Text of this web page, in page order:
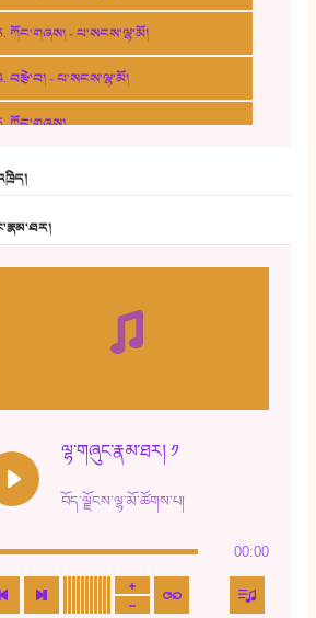
ཀོང་གཞས། - པ་སངས་ལྷ་མོ།
བརྩེ་བ། - པ་སངས་ལྷ་མོ།
ཀོང་གཞས།
ཆོལ་གསུམ་བྲོ་གཞས། - སྒྲོན་གསལ།
13. ཆུང་འདྲིས། - ཟླ་སྒྲོན།
ཤམ་པ་ལ་ཡི་སྲས་མོ།
ལྷ་གཞུང་རྣམ་ཐར། ༡
བོད་ལྗོངས་ལྷ་མོ་ཚོགས་པ།
00:00